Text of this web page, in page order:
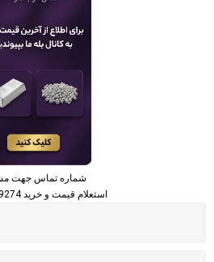
استعلام قیمت و خرید 09120149274